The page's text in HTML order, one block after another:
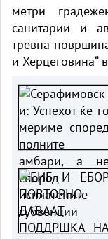
метри
санитарии и
тревна
и Херцеговина“